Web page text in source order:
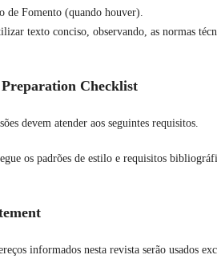
de Fomento (quando houver).
texto conciso, observando, as normas
Preparation Checklist
devem atender aos seguintes requisitos.
os padrões de estilo e requisitos
informados nesta revista serão usados